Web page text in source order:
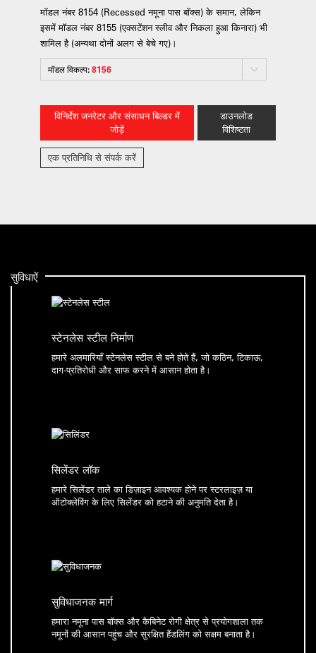
मॉडल नंबर 8154 (Recessed नमूना पास बॉक्स) के समान, लेकिन
इसमें मॉडल नंबर 8155 (एक्सटेंशन स्लीव और निकला हुआ किनारा) भी
शामिल है (अन्यथा दोनों अलग से बेचे गए)।
मॉडल विकल्प:8156
विनिर्देश जनरेटर और संसाधन बिल्डर में
जोड़ें
डाउनलोड
विशिष्टता
एक प्रतिनिधि से संपर्क करें
सुविधाऐं
स्टेनलेस स्टील निर्माण
हमारे अलमारियाँ स्टेनलेस स्टील से बने होते हैं, जो कठिन, टिकाऊ,
दाग-प्रतिरोधी और साफ करने में आसान होता है।
सिलेंडर लॉक
हमारे सिलेंडर ताले का डिज़ाइन आवश्यक होने पर स्टरलाइज़ या
ऑटोक्लेविंग के लिए सिलेंडर को हटाने की अनुमति देता है।
सुविधाजनक मार्ग
हमारा नमूना पास बॉक्स और कैबिनेट रोगी क्षेत्र से प्रयोगशाला तक
नमूनों की आसान पहुंच और सुरक्षित हैंडलिंग को सक्षम बनाता है।